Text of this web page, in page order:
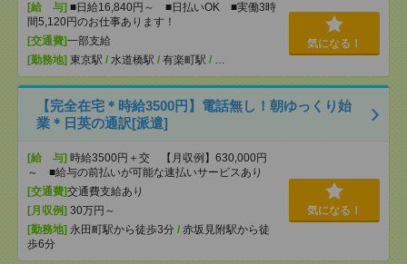
[給 与] ■日給16,840円～ ■日払いOK ■実働3時
間5,120円のお仕事あります！
[交通費]一部支給
[勤務地] 東京駅 / 水道橋駅 / 有楽町駅 / …
気になる！
【完全在宅＊時給3500円】電話無し！朝ゆっくり始
業＊日英の通訳[派遣]
[給 与] 時給3500円＋交 【月収例】630,000円
～ ■給与の前払いが可能な速払いサービスあり
[交通費]交通費支給あり
[月収例] 30万円～
[勤務地] 永田町駅から徒歩3分 / 赤坂見附駅から徒
歩6分
気になる！